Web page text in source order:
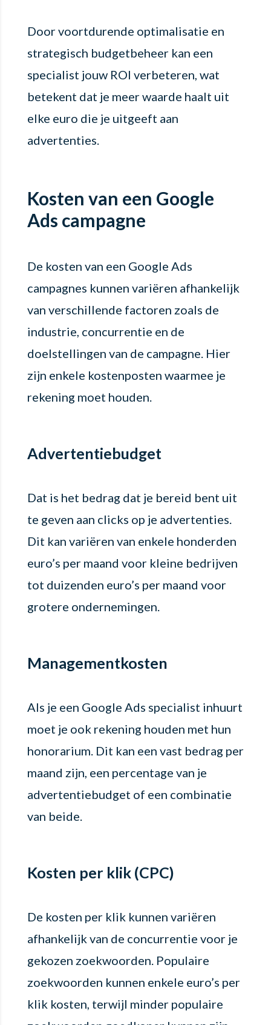
Door voortdurende optimalisatie en
strategisch budgetbeheer kan een
specialist jouw ROI verbeteren, wat
betekent dat je meer waarde haalt uit
elke euro die je uitgeeft aan
advertenties.
Kosten van een Google
Ads campagne
De kosten van een Google Ads
campagnes kunnen variëren afhankelijk
van verschillende factoren zoals de
industrie, concurrentie en de
doelstellingen van de campagne. Hier
zijn enkele kostenposten waarmee je
rekening moet houden.
Advertentiebudget
Dat is het bedrag dat je bereid bent uit
te geven aan clicks op je advertenties.
Dit kan variëren van enkele honderden
euro’s per maand voor kleine bedrijven
tot duizenden euro’s per maand voor
grotere ondernemingen.
Managementkosten
Als je een Google Ads specialist inhuurt
moet je ook rekening houden met hun
honorarium. Dit kan een vast bedrag per
maand zijn, een percentage van je
advertentiebudget of een combinatie
van beide.
Kosten per klik (CPC)
De kosten per klik kunnen variëren
afhankelijk van de concurrentie voor je
gekozen zoekwoorden. Populaire
zoekwoorden kunnen enkele euro’s per
klik kosten, terwijl minder populaire